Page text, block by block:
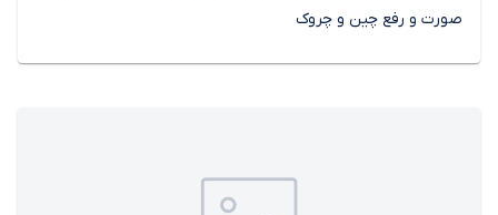
صورت و رفع چین و چروک